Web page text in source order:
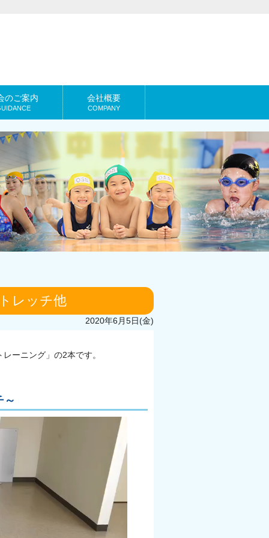
のご案内 会社概要
COMPANY
レッチ他
2020年6月5日(金)
ーニング」の2本です。